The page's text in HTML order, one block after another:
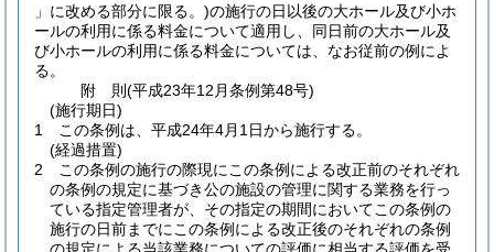
」に改める部分に限る。)の施行の日以後の大ホール及び小ホ
ールの利用に係る料金について適用し、同日前の大ホール及
び小ホールの利用に係る料金については、なお従前の例によ
る。
附 則(平成23年12月条例第48号)
(施行期日)
1
この条例は、平成24年4月1日から施行する。
(経過措置)
2
この条例の施行の際現にこの条例による改正前のそれぞれ
の条例の規定に基づき公の施設の管理に関する業務を行っ
ている指定管理者が、その指定の期間においてこの条例の
施行の日前までにこの条例による改正後のそれぞれの条例
の規定による当該業務についての評価に相当する評価を受